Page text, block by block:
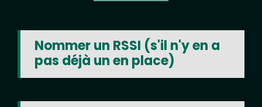
Nommer un RSSI (s'il n'y en a
pas déjà un en place)